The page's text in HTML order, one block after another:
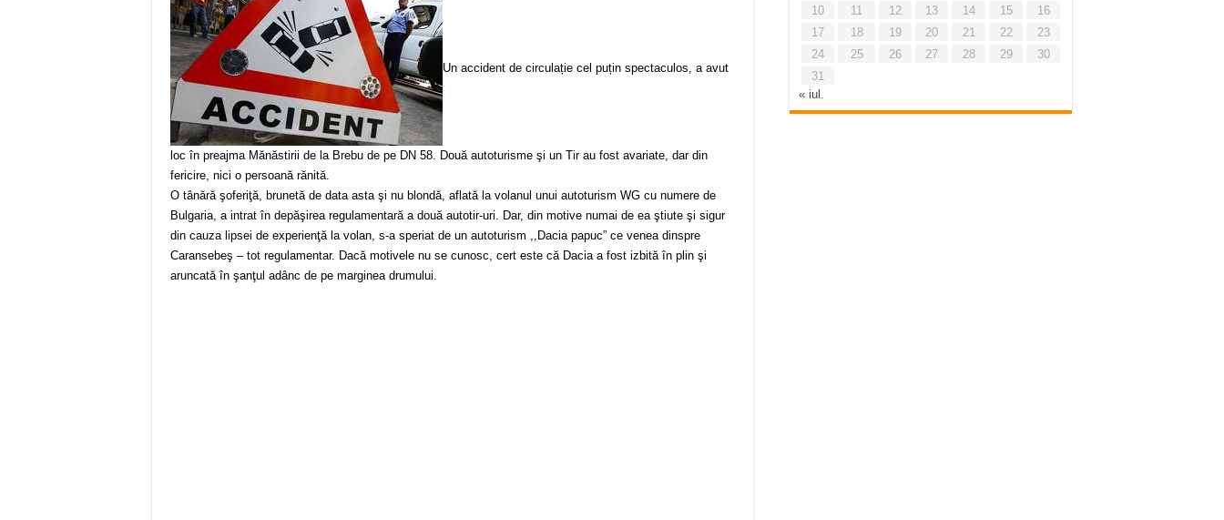
Un accident de circulație cel puțin spectaculos, a avut
loc în preajma Mănăstirii de la Brebu de pe DN 58. Două autoturisme şi un Tir au fost avariate, dar din
fericire, nici o persoană rănită.
O tânără şoferiţă, brunetă de data asta şi nu blondă, aflată la volanul unui autoturism WG cu numere de
Bulgaria, a intrat în depăşirea regulamentară a două autotir-uri. Dar, din motive numai de ea ştiute şi sigur
din cauza lipsei de experienţă la volan, s-a speriat de un autoturism ,,Dacia papuc” ce venea dinspre
Caransebeş – tot regulamentar. Dacă motivele nu se cunosc, cert este că Dacia a fost izbită în plin şi
aruncată în şanţul adânc de pe marginea drumului.
10
11 12 13 14 15
16
17
18 19 20 21 22
23
24
25 26 27 28 29
30
31
« iul.